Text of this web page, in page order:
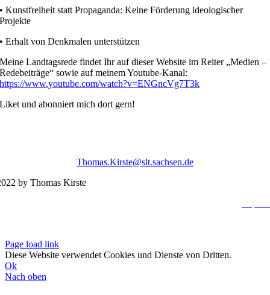
• Kunstfreiheit statt Propaganda: Keine Förderung ideologischer
Projekte
• Erhalt von Denkmalen unterstützen
Meine Landtagsrede findet Ihr auf dieser Website im Reiter „Medien –
Redebeiträge“ sowie auf meinem Youtube-Kanal:
https://www.youtube.com/watch?v=ENGncVg7T3k
Liket und abonniert mich dort gern!
Thomas.Kirste@slt.sachsen.de
by Thomas Kirste
Page load link
Diese Website verwendet Cookies und Dienste von Dritten.
Ok
Nach oben